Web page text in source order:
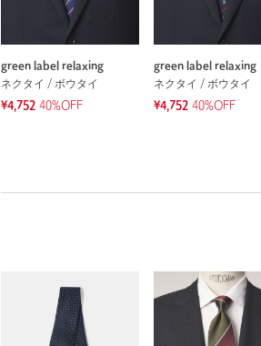
green label relaxing
ネクタイ / ボウタイ
¥4,752 40%OFF
green label relaxing
ネクタイ / ボウタイ
¥4,752 40%OFF